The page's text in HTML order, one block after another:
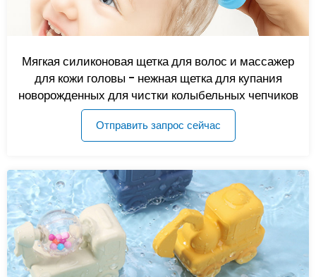
Мягкая силиконовая щетка для волос и массажер
для кожи головы - нежная щетка для купания
новорожденных для чистки колыбельных чепчиков
Отправить запрос сейчас